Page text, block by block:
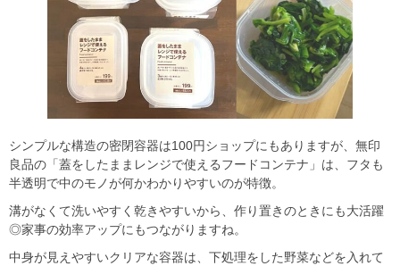
シンプルな構造の密閉容器は100円ショップにもありますが、無印
良品の「蓋をしたままレンジで使えるフードコンテナ」は、フタも
半透明で中のモノが何かわかりやすいのが特徴。
溝がなくて洗いやすく乾きやすいから、作り置きのときにも大活躍
◎家事の効率アップにもつながりますね。
中身が見えやすいクリアな容器は、下処理をした野菜などを入れて